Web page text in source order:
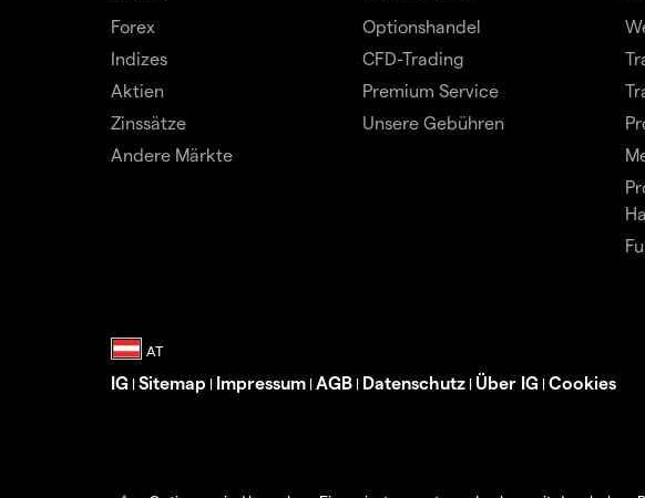
Forex
Indizes
Aktien
Zinssätze
Andere Märkte
Optionshandel
CFD-Trading
Premium Service
Unsere Gebühren
IG | Sitemap | Impressum | AGB | Datenschutz | Über IG | Cookies